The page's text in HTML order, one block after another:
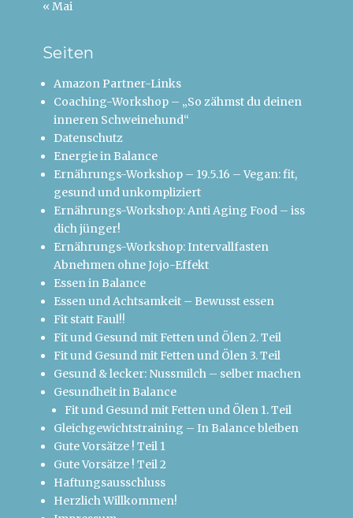
« Mai
Seiten
Amazon Partner-Links
Coaching-Workshop – „So zähmst du deinen
inneren Schweinehund“
Datenschutz
Energie in Balance
Ernährungs-Workshop – 19.5.16 – Vegan: fit,
gesund und unkompliziert
Ernährungs-Workshop: Anti Aging Food – iss
dich jünger!
Ernährungs-Workshop: Intervallfasten
Abnehmen ohne Jojo-Effekt
Essen in Balance
Essen und Achtsamkeit – Bewusst essen
Fit statt Faul!!
Fit und Gesund mit Fetten und Ölen 2. Teil
Fit und Gesund mit Fetten und Ölen 3. Teil
Gesund & lecker: Nussmilch – selber machen
Gesundheit in Balance
Fit und Gesund mit Fetten und Ölen 1. Teil
Gleichgewichtstraining – In Balance bleiben
Gute Vorsätze ! Teil 1
Gute Vorsätze ! Teil 2
Haftungsausschluss
Herzlich Willkommen!